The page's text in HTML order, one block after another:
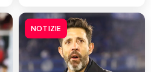
NOTIZIE